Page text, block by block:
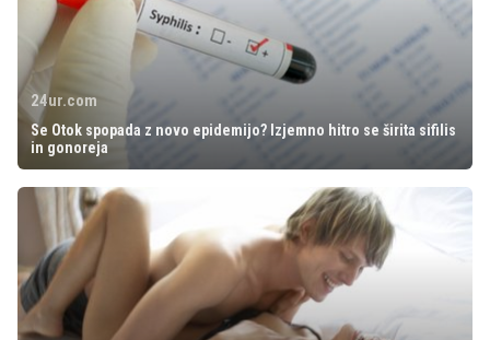
24ur.com
Se Otok spopada z novo epidemijo? Izjemno hitro se širita sifilis
in gonoreja